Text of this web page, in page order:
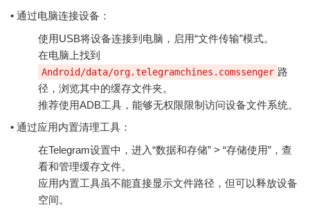
• 通过电脑连接设备：
使用USB将设备连接到电脑，启用“文件传输”模式。
在电脑上找到
Android/data/org.telegramchines.comssenger 路
径，浏览其中的缓存文件夹。
推荐使用ADB工具，能够无权限限制访问设备文件系统。
• 通过应用内置清理工具：
在Telegram设置中，进入“数据和存储” > “存储使用”，查
看和管理缓存文件。
应用内置工具虽不能直接显示文件路径，但可以释放设备
空间。